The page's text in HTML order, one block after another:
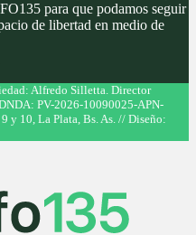
para que podamos seguir
de libertad en medio de
Alfredo Silletta. Director
PV-2026-10090025-APN-
10, La Plata, Bs. As. // Diseño: